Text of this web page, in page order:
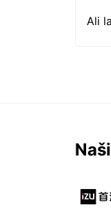
Ali